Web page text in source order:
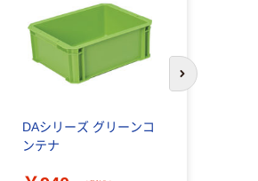
DAシリーズ グリーンコ
ンテナ
次のスライド